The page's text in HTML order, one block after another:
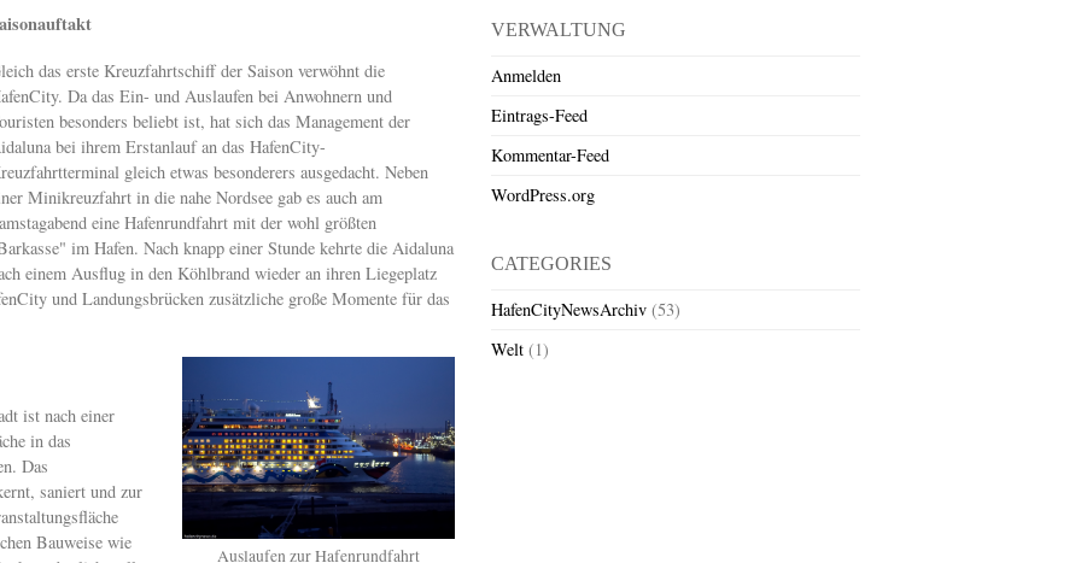
das erste Kreuzfahrtschiff der Saison verwöhnt die
Da das Ein- und Auslaufen bei Anwohnern und
besonders beliebt ist, hat sich das Management der
bei ihrem Erstanlauf an das HafenCity-
gleich etwas besonderers ausgedacht. Neben
Minikreuzfahrt in die nahe Nordsee gab es auch am
eine Hafenrundfahrt mit der wohl größten
im Hafen. Nach knapp einer Stunde kehrte die Aidaluna
einem Ausflug in den Köhlbrand wieder an ihren Liegeplatz
und Landungsbrücken zusätzliche große Momente für das
Auslaufen zur Hafenrundfahrt
ist nach einer
in das
Das
saniert und zur
Bauweise wie
VERWALTUNG
Anmelden
Eintrags-Feed
Kommentar-Feed
WordPress.org
CATEGORIES
HafenCityNewsArchiv (53)
Welt (1)